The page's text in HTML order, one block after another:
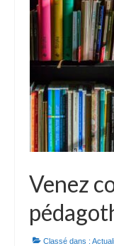
Habitat inclusif
Contact
Venez
Classé dans :